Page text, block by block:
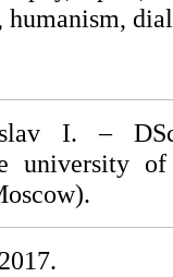
I. –
university
7.